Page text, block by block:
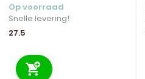
Op voorraad
Snelle levering!
27.5